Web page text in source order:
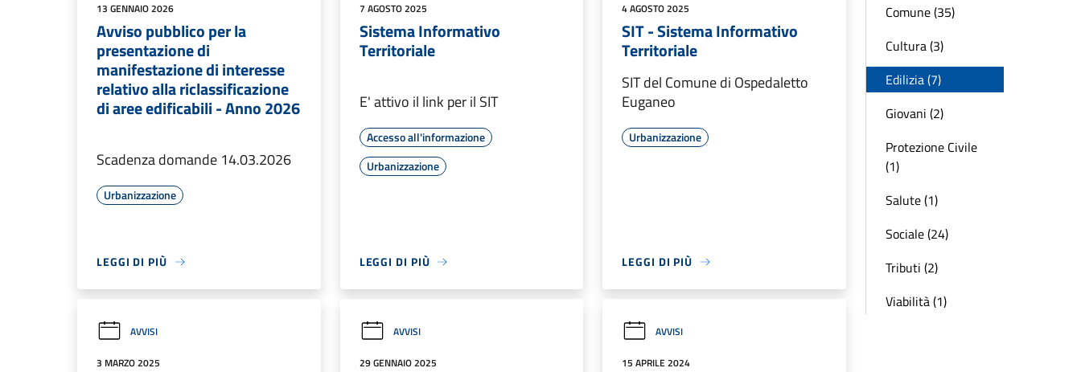
13 GENNAIO 2026
Avviso pubblico per la
presentazione di
manifestazione di interesse
relativo alla riclassificazione
di aree edificabili - Anno 2026
Scadenza domande 14.03.2026
Urbanizzazione
LEGGI DI PIÙ
7 AGOSTO 2025
Sistema Informativo
Territoriale
E' attivo il link per il SIT
Accesso all'informazione
Urbanizzazione
LEGGI DI PIÙ
4 AGOSTO 2025
SIT - Sistema Informativo
Territoriale
SIT del Comune di Ospedaletto
Euganeo
Urbanizzazione
LEGGI DI PIÙ
AVVISI
3 MARZO 2025
AVVISI
29 GENNAIO 2025
AVVISI
15 APRILE 2024
Comune (35)
Cultura (3)
Edilizia (7)
Giovani (2)
Protezione Civile
(1)
Salute (1)
Sociale (24)
Tributi (2)
Viabilità (1)